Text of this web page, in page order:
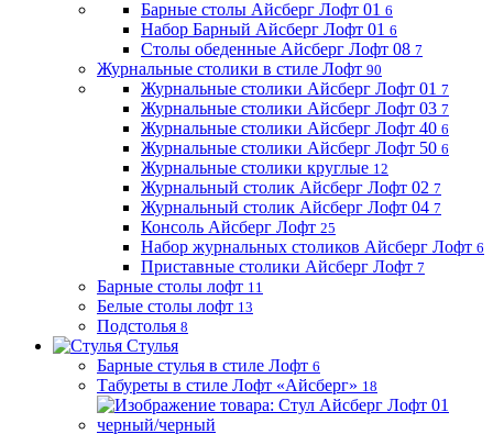
Барные столы Айсберг Лофт 01 6
Набор Барный Айсберг Лофт 01 6
Столы обеденные Айсберг Лофт 08 7
Журнальные столики в стиле Лофт 90
Журнальные столики Айсберг Лофт 01 7
Журнальные столики Айсберг Лофт 03 7
Журнальные столики Айсберг Лофт 40 6
Журнальные столики Айсберг Лофт 50 6
Журнальные столики круглые 12
Журнальный столик Айсберг Лофт 02 7
Журнальный столик Айсберг Лофт 04 7
Консоль Айсберг Лофт 25
Набор журнальных столиков Айсберг Лофт 6
Приставные столики Айсберг Лофт 7
Барные столы лофт 11
Белые столы лофт 13
Подстолья 8
Стулья
Барные стулья в стиле Лофт 6
Табуреты в стиле Лофт «Айсберг» 18